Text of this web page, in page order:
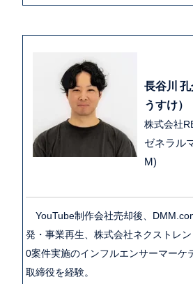
長谷川
うすけ）
株式会社
ゼネラル
M)
YouTube制作会社売却後、
発・事業再生、株式会社ネクストレ
0案件実施のインフルエンサーマーケ
取締役を経験。